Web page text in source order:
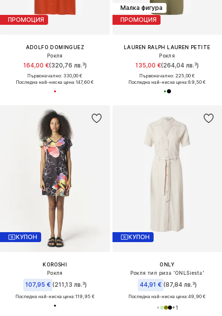
ПРОМОЦИЯ
ADOLFO DOMINGUEZ
Рокля
164,00 €(320,76 лв.³)
Първоначално: 330,00 €
Последна най-ниска цена:147,60 €
Малка фигура
ПРОМОЦИЯ
LAUREN RALPH LAUREN PETITE
Рокля
135,00 €(264,04 лв.³)
Първоначално: 225,00 €
Последна най-ниска цена:89,50 €
КУПОН
KOROSHI
Рокля
107,95 € (211,13 лв.³)
Последна най-ниска цена:119,95 €
КУПОН
ONLY
Рокля тип риза 'ONLSiesta'
44,91 € (87,84 лв.³)
Последна най-ниска цена:49,90 €
+1